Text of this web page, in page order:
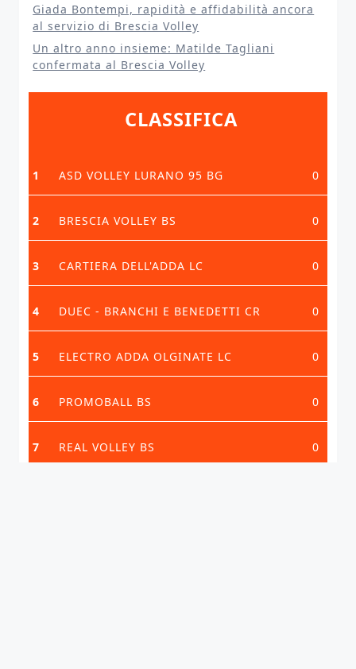
Giada Bontempi, rapidità e affidabilità ancora
al servizio di Brescia Volley
Un altro anno insieme: Matilde Tagliani
confermata al Brescia Volley
CLASSIFICA
1 ASD VOLLEY LURANO 95 BG 0
2 BRESCIA VOLLEY BS 0
3 CARTIERA DELL'ADDA LC 0
4 DUEC - BRANCHI E BENEDETTI CR 0
5 ELECTRO ADDA OLGINATE LC 0
6 PROMOBALL BS 0
7 REAL VOLLEY BS 0